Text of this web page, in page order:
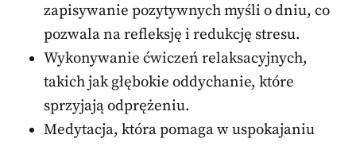
zapisywanie pozytywnych myśli o dniu, co
pozwala na refleksję i redukcję stresu.
Wykonywanie ćwiczeń relaksacyjnych,
takich jak głębokie oddychanie, które
sprzyjają odprężeniu.
Medytacja, która pomaga w uspokajaniu